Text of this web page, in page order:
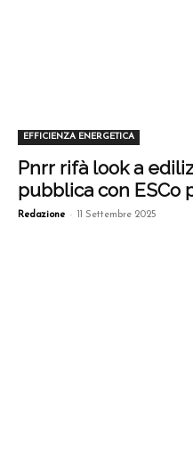
EFFICIENZA ENERGETICA
Pnrr rifà look a
pubblica con ESCo
Redazione - 11 Settembre 2025